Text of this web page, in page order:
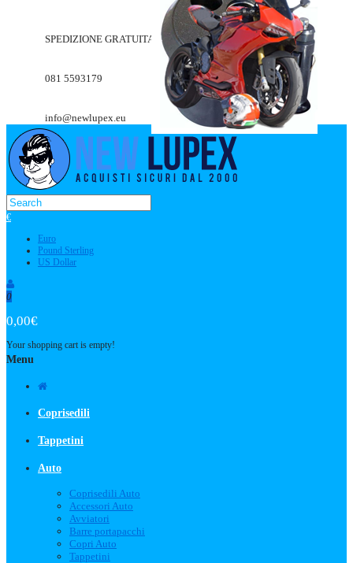
SPEDIZIONE GRATUITA A PARTIRE DA 49.90€
081 5593179
info@newlupex.eu
€
Euro
Pound Sterling
US Dollar
0
0,00€
Your shopping cart is empty!
Menu
Coprisedili
Tappetini
Auto
Coprisedili Auto
Accessori Auto
Avviatori
Barre portapacchi
Copri Auto
Tappetini